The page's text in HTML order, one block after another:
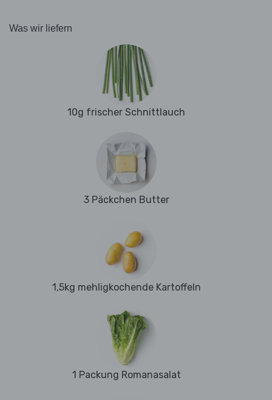
Was wir liefern
10g frischer Schnittlauch
3 Päckchen Butter
1,5kg mehligkochende Kartoffeln
1 Packung Romanasalat